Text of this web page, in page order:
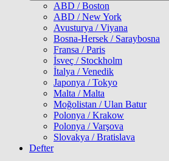
ABD / Boston
ABD / New York
Avusturya / Viyana
Bosna-Hersek / Saraybosna
Fransa / Paris
İsveç / Stockholm
İtalya / Venedik
Japonya / Tokyo
Malta / Malta
Moğolistan / Ulan Batur
Polonya / Krakow
Polonya / Varşova
Slovakya / Bratislava
Defter